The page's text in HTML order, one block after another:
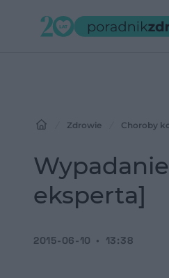
Zdrowie Choroby
eksperta]
2015-06-10 13:38